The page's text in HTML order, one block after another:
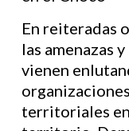
En reiteradas
las amenazas
vienen
territoriales